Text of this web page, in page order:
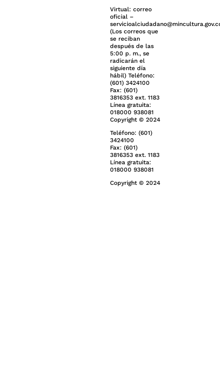
Virtual: correo
oficial –
(Los correos que
se reciban
después de las
5:00 p. m., se
radicarán el
siguiente día
hábil) Teléfono:
(601) 3424100
Fax: (601)
3816353 ext. 1183
Línea gratuita:
018000 938081
Copyright © 2024
Teléfono: (601)
3424100
Fax: (601)
3816353 ext. 1183
Línea gratuita:
018000 938081
Copyright © 2024